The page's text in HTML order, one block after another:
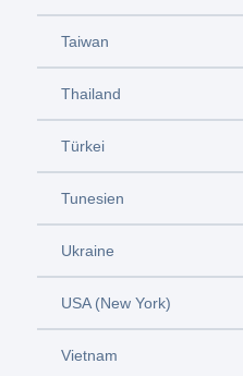
Taiwan
Thailand
Türkei
Tunesien
Ukraine
USA (New York)
Vietnam